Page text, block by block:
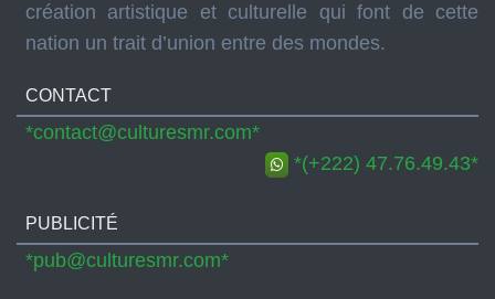
création artistique et culturelle qui font de cette
nation un trait d’union entre des mondes.
CONTACT
*contact@culturesmr.com*
*(+222) 47.76.49.43*
PUBLICITÉ
*pub@culturesmr.com*